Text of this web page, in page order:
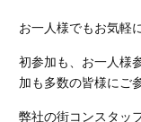
お一人様でもお気軽
初参加も、お一人様
加も多数の皆様にご
弊社の街コンスタッ